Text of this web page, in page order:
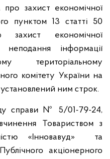
захист економічної
пунктом 13 статті 50
економічної
неподання інформації
територіальному
комітету України на
установлений ним строк.
справи № 5/01-79-24,
Товариством з
«Інновавуд» та
акціонерного